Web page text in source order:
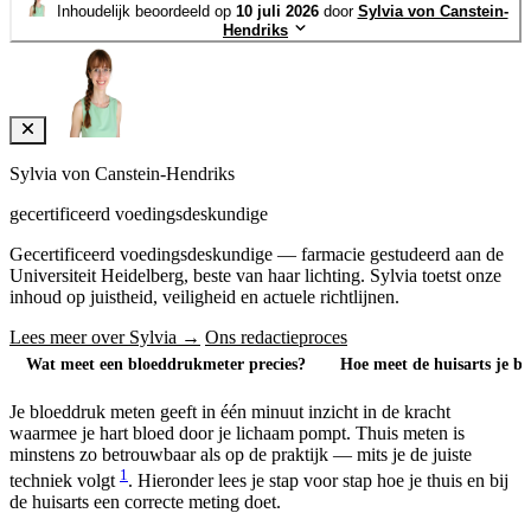
Inhoudelijk beoordeeld op 10 juli 2026door Sylvia von Canstein-
Hendriks
Sylvia von Canstein-Hendriks
gecertificeerd voedingsdeskundige
Gecertificeerd voedingsdeskundige — farmacie gestudeerd aan de
Universiteit Heidelberg, beste van haar lichting. Sylvia toetst onze
inhoud op juistheid, veiligheid en actuele richtlijnen.
Lees meer over Sylvia → Ons redactieproces
Wat meet een bloeddrukmeter precies? Hoe meet de huisarts je
Je bloeddruk meten geeft in één minuut inzicht in de kracht
waarmee je hart bloed door je lichaam pompt. Thuis meten is
minstens zo betrouwbaar als op de praktijk — mits je de juiste
techniek volgt 1 . Hieronder lees je stap voor stap hoe je thuis en bij
de huisarts een correcte meting doet.